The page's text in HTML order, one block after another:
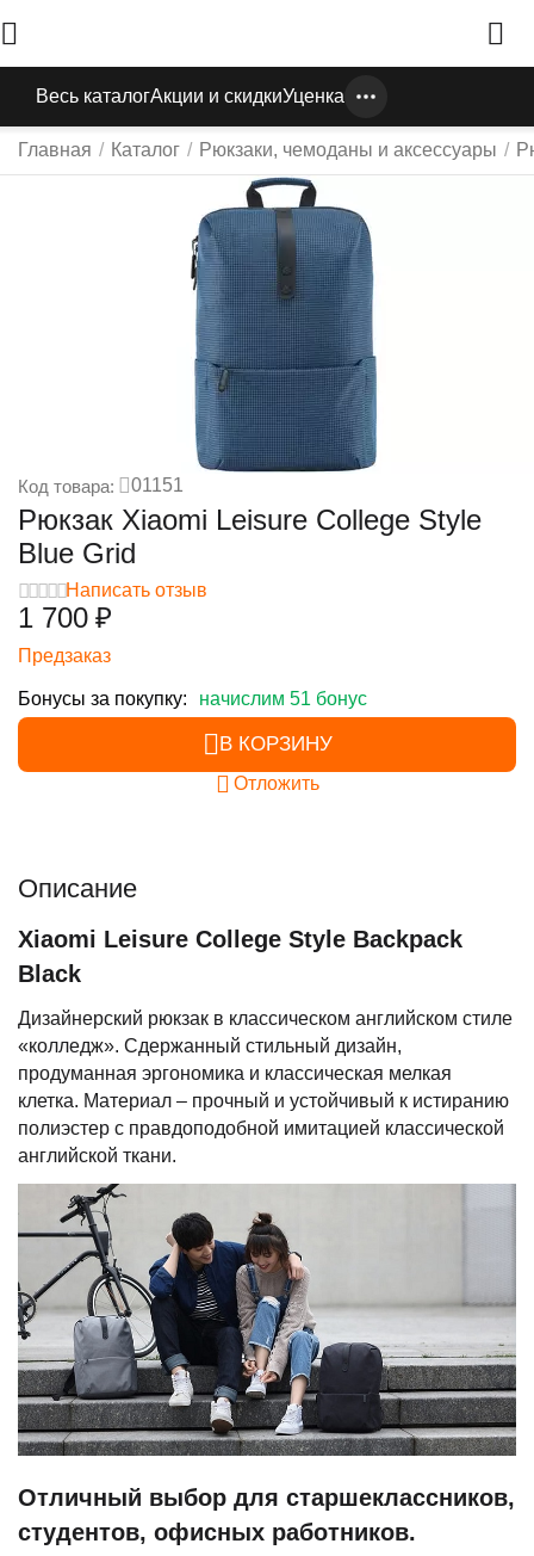
Весь каталогАкции и скидкиУценка
Главная / Каталог / Рюкзаки, чемоданы и аксессуары /
Код товара: 01151
Рюкзак Xiaomi Leisure College Style
Blue Grid
Написать отзыв
1 700 ₽
Предзаказ
Бонусы за покупку: начислим 51 бонус
В КОРЗИНУ
Отложить
Описание
Xiaomi Leisure College Style Backpack
Black
Дизайнерский рюкзак в классическом английском стиле
«колледж». Сдержанный стильный дизайн,
продуманная эргономика и классическая мелкая
клетка. Материал – прочный и устойчивый к истиранию
полиэстер с правдоподобной имитацией классической
английской ткани.
Отличный выбор для старшеклассников,
студентов, офисных работников.